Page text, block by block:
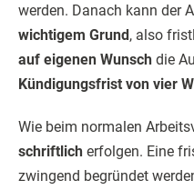
werden. Danach kann der
wichtigem Grund, also
auf eigenen Wunsch die
Kündigungsfrist von vier
Wie beim normalen
schriftlich erfolgen. Eine
zwingend begründet